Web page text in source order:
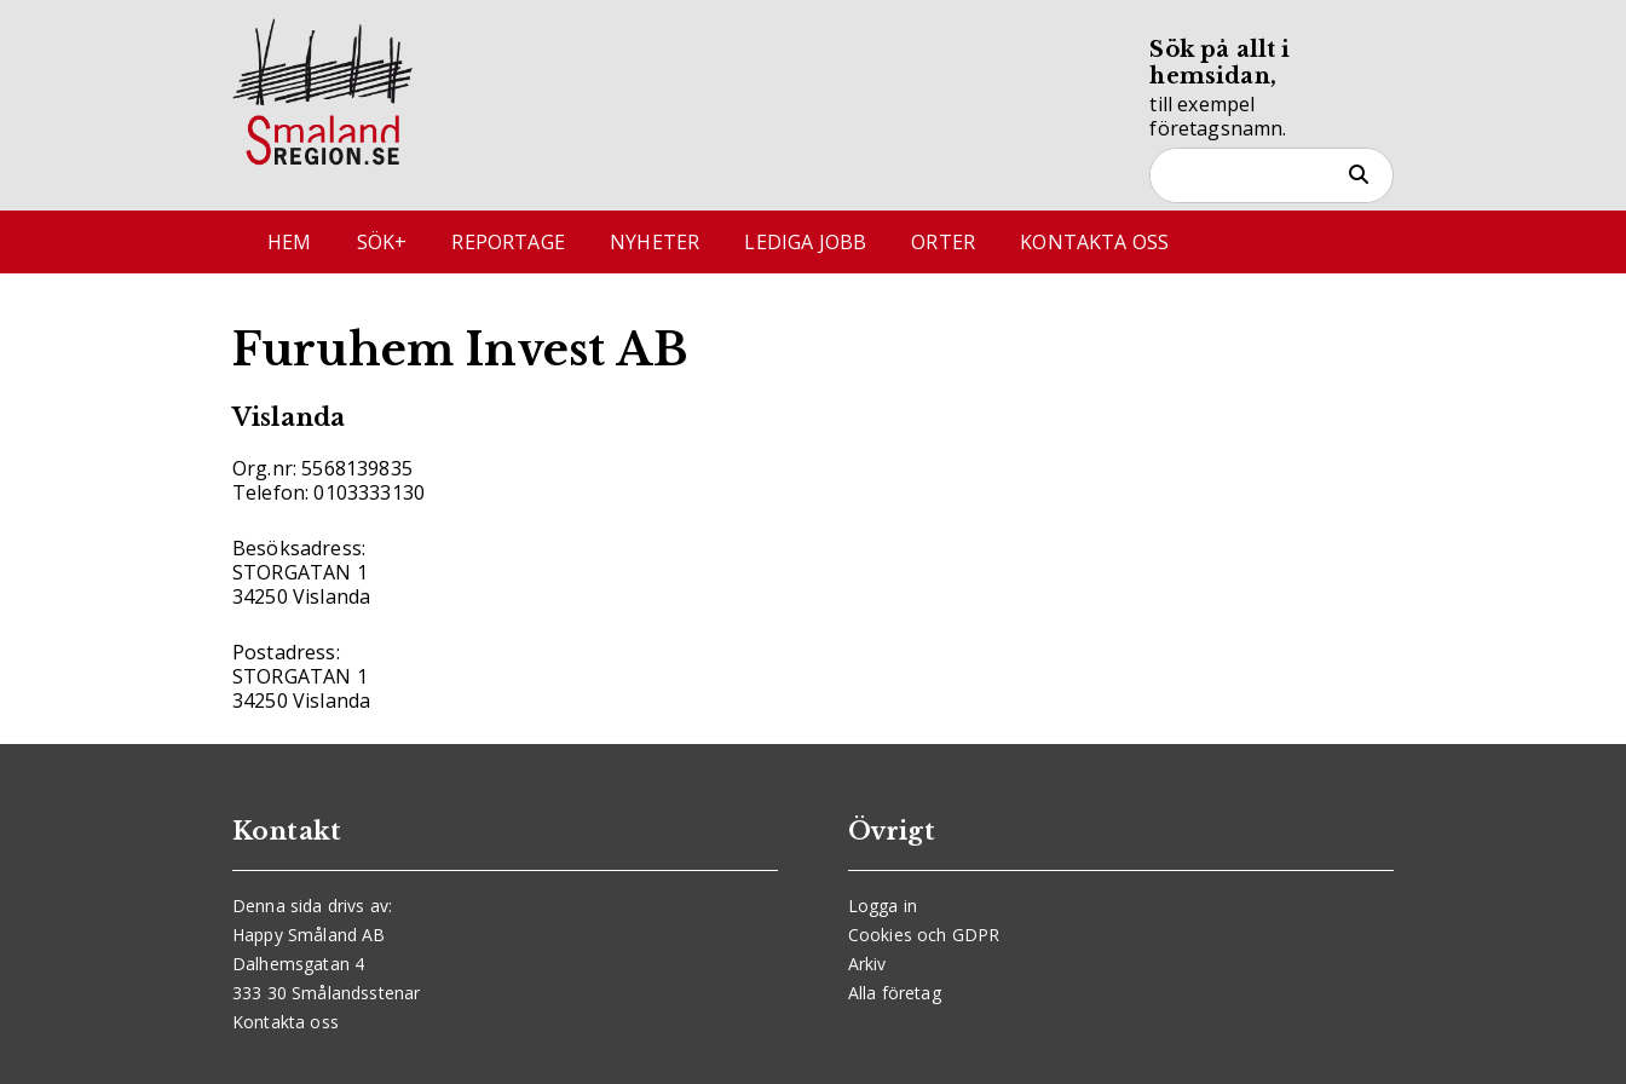
Sök på allt i
hemsidan,
till exempel
företagsnamn.
HEM SÖK+ REPORTAGE NYHETER LEDIGA JOBB ORTER KONTAKTA OSS
Furuhem Invest AB
Vislanda
Org.nr: 5568139835
Telefon: 0103333130
Besöksadress:
STORGATAN 1
34250 Vislanda
Postadress:
STORGATAN 1
34250 Vislanda
Kontakt
Denna sida drivs av:
Happy Småland AB
Dalhemsgatan 4
333 30 Smålandsstenar
Kontakta oss
Övrigt
Logga in
Cookies och GDPR
Arkiv
Alla företag